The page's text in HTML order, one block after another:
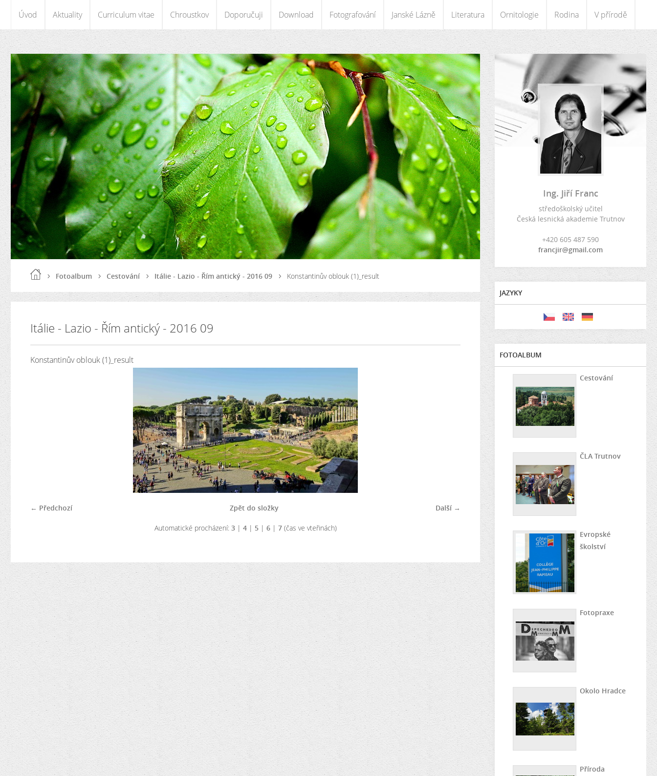
Úvod Aktuality Curriculum vitae Chroustkov Doporučuji Download Fotografování Janské Lázně Literatura Ornitologie Rodina V přírodě
Fotoalbum Cestování Itálie - Lazio - Řím antický - 2016 09 Konstantinův oblouk (1)_result
Itálie - Lazio - Řím antický - 2016 09
Konstantinův oblouk (1)_result
← Předchozí Další →
Zpět do složky
Automatické procházení: 3| 4| 5| 6| 7(čas ve vteřinách)
Ing. Jiří Franc
středoškolský učitel
Česká lesnická akademie Trutnov
+420 605 487 590
francjir@gmail.com
JAZYKY
FOTOALBUM
Cestování
ČLA Trutnov
Evropské
školství
Fotopraxe
Okolo Hradce
Příroda